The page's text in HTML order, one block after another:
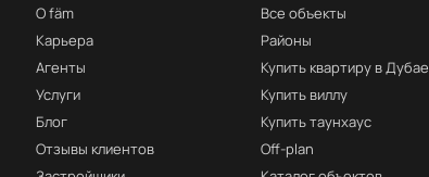
О fäm
Карьера
Агенты
Услуги
Блог
Отзывы клиентов
Все объекты
Районы
Купить квартиру в Дубае
Купить виллу
Купить таунхаус
Off-plan